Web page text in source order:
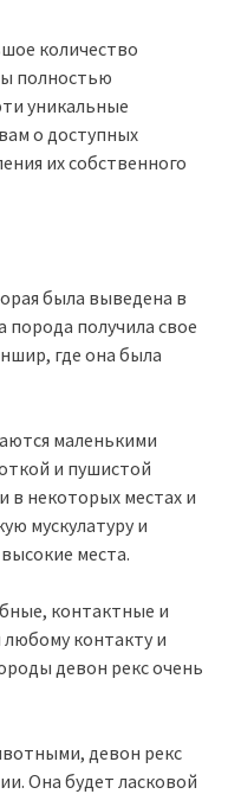
количество
полностью
уникальные
о доступных
их собственного
была выведена в
порода получила свое
где она была
маленькими
и пушистой
некоторых местах и
мускулатуру и
места.
контактные и
контакту и
девон рекс очень
девон рекс
Она будет ласковой